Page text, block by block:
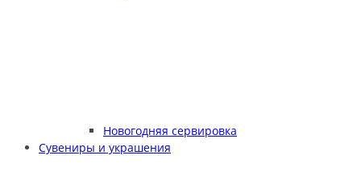
Новогодняя сервировка
Сувениры и украшения